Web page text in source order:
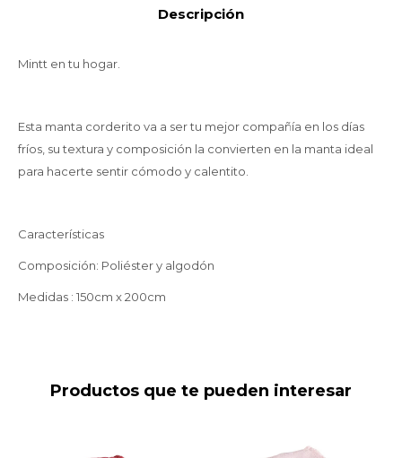
Descripción
Mintt en tu hogar.
Esta manta corderito va a ser tu mejor compañía en los días
fríos, su textura y composición la convierten en la manta ideal
para hacerte sentir cómodo y calentito.
Características
Composición: Poliéster y algodón
Medidas : 150cm x 200cm
Productos que te pueden interesar